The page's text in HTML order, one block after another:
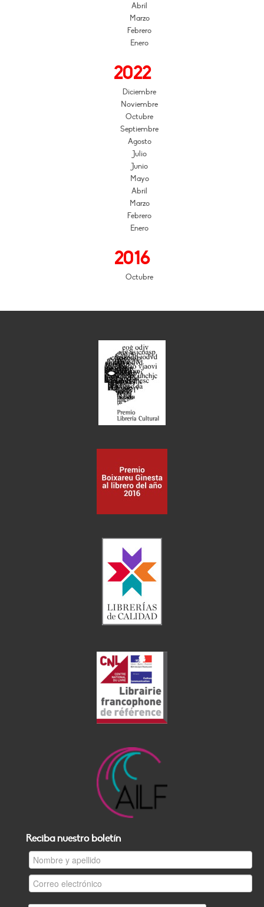
Abril
Marzo
Febrero
Enero
2022
Diciembre
Noviembre
Octubre
Septiembre
Agosto
Julio
Junio
Mayo
Abril
Marzo
Febrero
Enero
2016
Octubre
Reciba nuestro boletín